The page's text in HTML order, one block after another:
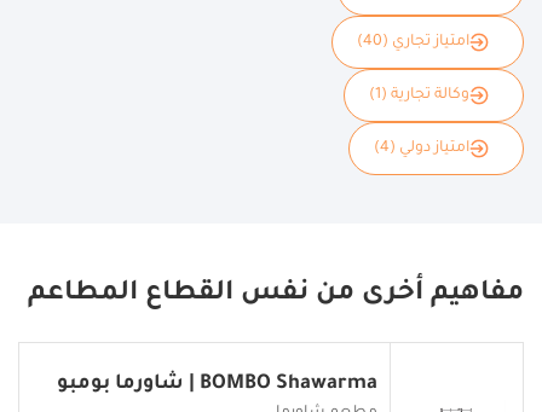
امتياز تجاري (40)
وكالة تجارية (1)
امتياز دولي (4)
مفاهيم أخرى من نفس القطاع المطاعم
BOMBO Shawarma | شاورما بومبو